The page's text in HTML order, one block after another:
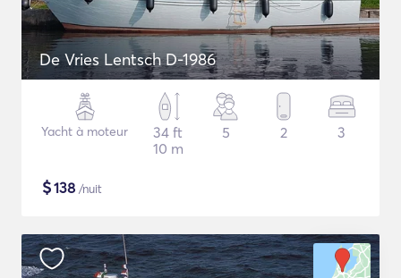
De Vries Lentsch D-1986
Yacht à moteur
34 ft
10 m
5 2 3
$138 /nuit